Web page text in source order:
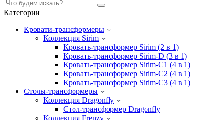
Категории
Кровати-трансформеры
Коллекция Sirim
Кровать-трансформер Sirim (2 в 1)
Кровать-трансформер Sirim-D (3 в 1)
Кровать-трансформер Sirim-C1 (4 в 1)
Кровать-трансформер Sirim-C2 (4 в 1)
Кровать-трансформер Sirim-C3 (4 в 1)
Cтолы-трансформеры
Коллекция Dragonfly
Стол-трансформер Dragonfly
Коллекция Frenzy